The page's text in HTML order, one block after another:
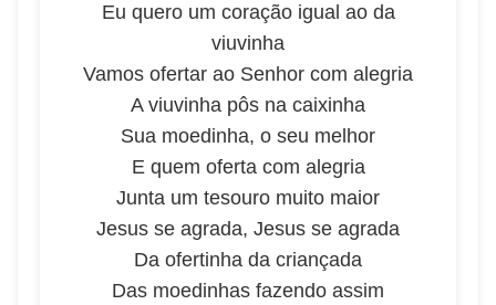
Eu quero um coração igual ao da
viuvinha
Vamos ofertar ao Senhor com alegria
A viuvinha pôs na caixinha
Sua moedinha, o seu melhor
E quem oferta com alegria
Junta um tesouro muito maior
Jesus se agrada, Jesus se agrada
Da ofertinha da criançada
Das moedinhas fazendo assim